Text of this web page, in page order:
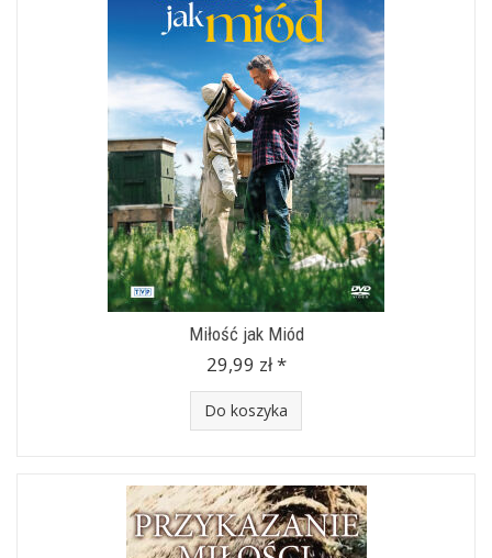
Miłość jak Miód
29,99 zł *
Do koszyka